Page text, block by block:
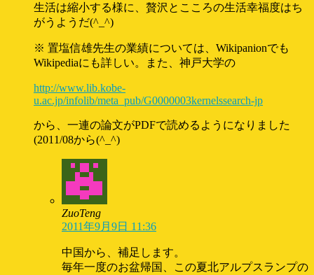
生活は縮小する様に、贅沢とこころの生活幸福度はち
がうようだ(^_^)
※ 置塩信雄先生の業績については、Wikipanionでも
Wikipediaにも詳しい。また、神戸大学の
http://www.lib.kobe-
u.ac.jp/infolib/meta_pub/G0000003kernelssearch-jp
から、一連の論文がPDFで読めるようになりました
(2011/08から(^_^)
ZuoTeng
2011年9月9日 11:36
中国から、補足します。
毎年一度のお盆帰国、この夏北アルプスランプの